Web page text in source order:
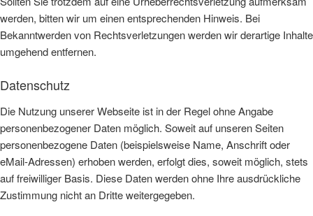
werden, bitten wir um einen entsprechenden Hinweis. Bei
Bekanntwerden von Rechtsverletzungen werden wir derartige Inhalte
umgehend entfernen.
Datenschutz
Die Nutzung unserer Webseite ist in der Regel ohne Angabe
personenbezogener Daten möglich. Soweit auf unseren Seiten
personenbezogene Daten (beispielsweise Name, Anschrift oder
eMail-Adressen) erhoben werden, erfolgt dies, soweit möglich, stets
auf freiwilliger Basis. Diese Daten werden ohne Ihre ausdrückliche
Zustimmung nicht an Dritte weitergegeben.